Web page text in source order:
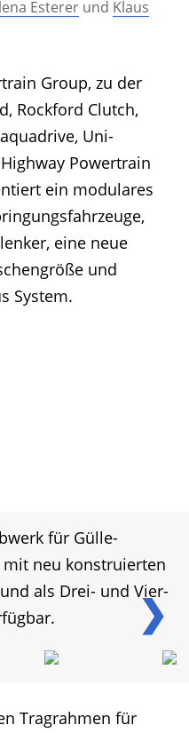
Archiv
Marke
Esterer und Klaus
Group, zu der
Rockford Clutch,
Uni-
Powertrain
ein modulares
eine neue
und
System.
❯
für Gülle-
neu konstruierten
als Drei- und Vier-
Tragrahmen für